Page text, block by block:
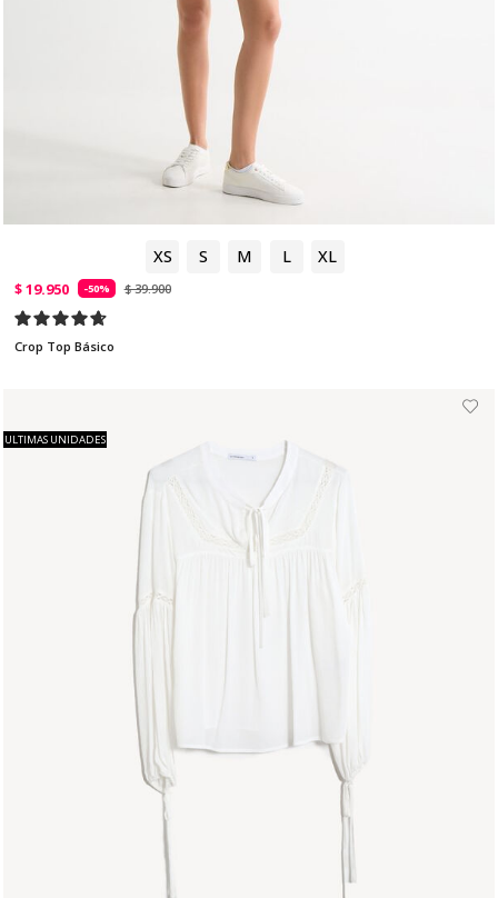
XS S M L XL
$ 19.950 -50% $ 39.900
Crop Top Básico
ULTIMAS UNIDADES